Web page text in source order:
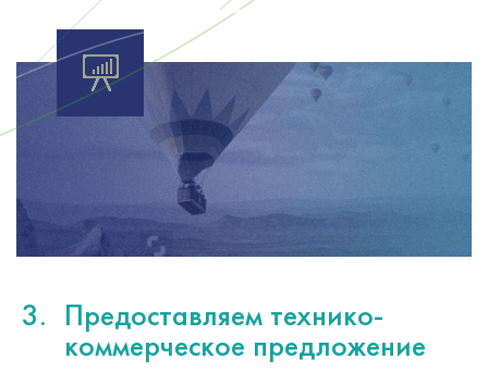
Предоставляем технико-
коммерческое предложение